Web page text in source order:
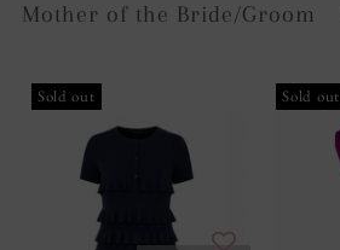
Mother of the Bride/Groom
Sold out Sold out